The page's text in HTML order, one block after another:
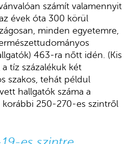
számít valamennyit
évek óta 300 körül
minden egyetemre,
463-ra nőtt idén. (Kis
tíz százalékuk két
szakos, tehát példul
hallgatók száma a
korábbi 250-270-es szintről